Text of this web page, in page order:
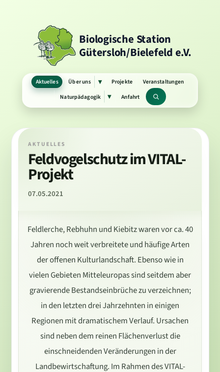
Biologische Station
Gütersloh/Bielefeld e.V.
Aktuelles Über uns ▾Untermenü
öffnen
Projekte
Veranstaltungen
Naturpädagogik
▾Untermenü
öffnen
Anfahrt Suchbegriff
AKTUELLES
Feldvogelschutz im VITAL-
Projekt
07.05.2021
Feldlerche, Rebhuhn und Kiebitz waren vor ca. 40
Jahren noch weit verbreitete und häufige Arten
der offenen Kulturlandschaft. Ebenso wie in
vielen Gebieten Mitteleuropas sind seitdem aber
gravierende Bestandseinbrüche zu verzeichnen;
in den letzten drei Jahrzehnten in einigen
Regionen mit dramatischem Verlauf. Ursachen
sind neben dem reinen Flächenverlust die
einschneidenden Veränderungen in der
Landbewirtschaftung. Im Rahmen des VITAL-